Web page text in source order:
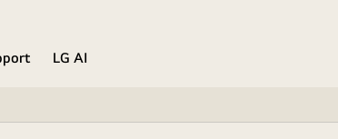
LG AI